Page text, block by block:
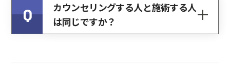
Q
カウンセリングする人と施術する人
は同じですか？